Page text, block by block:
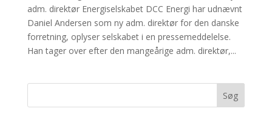
adm. direktør Energiselskabet DCC Energi har udnævnt
Daniel Andersen som ny adm. direktør for den danske
forretning, oplyser selskabet i en pressemeddelelse.
Han tager over efter den mangeårige adm. direktør,...